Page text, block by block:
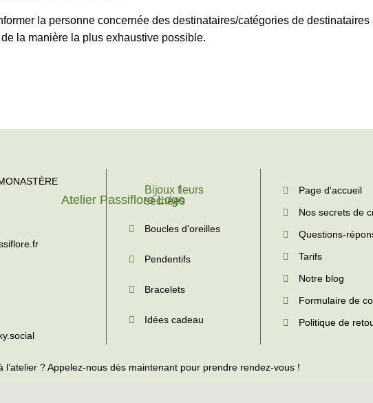
la personne concernée des destinataires/catégories de
la manière la plus exhaustive possible.
Bijoux fleurs
séchées
Boucles d'oreilles
Pendentifs
Bracelets
Idées cadeau
Page d'accueil
Nos secrets de
Questions-
Tarifs
Notre blog
Formulaire de
Politique de
? Appelez-nous dès maintenant pour prendre rendez-vous !